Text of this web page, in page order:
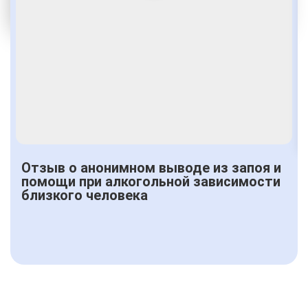
Отзыв о анонимном выводе из запоя и
помощи при алкогольной зависимости
близкого человека